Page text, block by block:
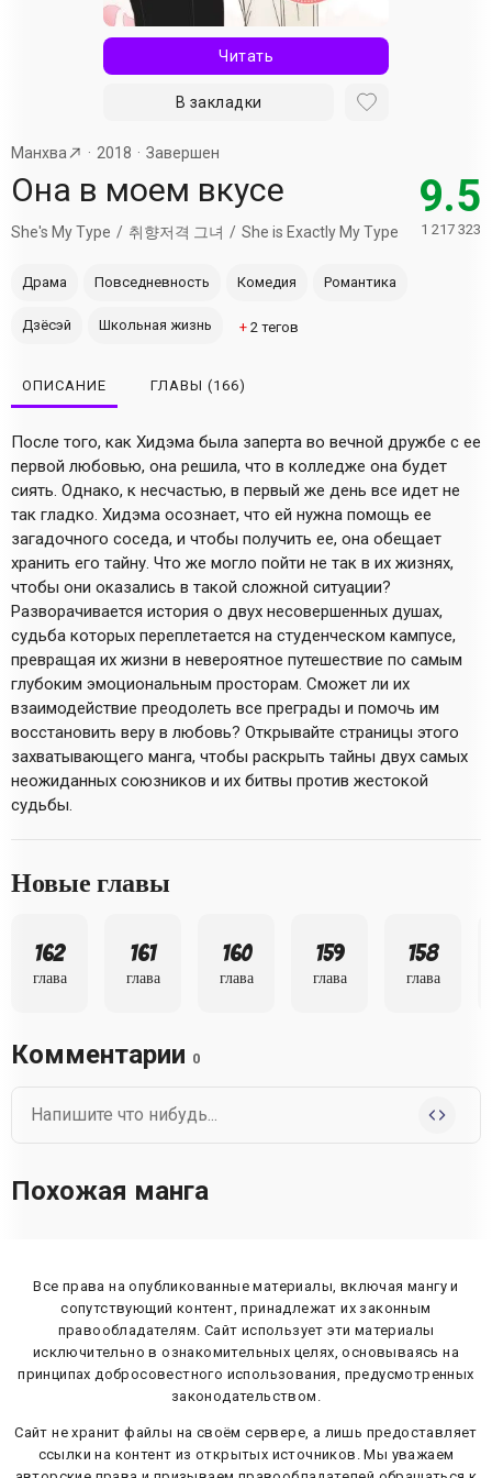
Читать
В закладки
Манхва 2018 Завершен
Она в моем вкусе
She's My Type 취향저격 그녀 She is Exactly My Type
9.5
1 217 323
Драма Повседневность Комедия Романтика
Дзёсэй Школьная жизнь + 2 тегов
ОПИСАНИЕ ГЛАВЫ (166)
После того, как Хидэма была заперта во вечной дружбе с ее
первой любовью, она решила, что в колледже она будет
сиять. Однако, к несчастью, в первый же день все идет не
так гладко. Хидэма осознает, что ей нужна помощь ее
загадочного соседа, и чтобы получить ее, она обещает
хранить его тайну. Что же могло пойти не так в их жизнях,
чтобы они оказались в такой сложной ситуации?
Разворачивается история о двух несовершенных душах,
судьба которых переплетается на студенческом кампусе,
превращая их жизни в невероятное путешествие по самым
глубоким эмоциональным просторам. Сможет ли их
взаимодействие преодолеть все преграды и помочь им
восстановить веру в любовь? Открывайте страницы этого
захватывающего манга, чтобы раскрыть тайны двух самых
неожиданных союзников и их битвы против жестокой
судьбы.
Новые главы
162
глава
161
глава
160
глава
159
глава
158
глава
Комментарии 0
Похожая манга
Все права на опубликованные материалы, включая мангу и
сопутствующий контент, принадлежат их законным
правообладателям. Сайт использует эти материалы
исключительно в ознакомительных целях, основываясь на
принципах добросовестного использования, предусмотренных
законодательством.
Сайт не хранит файлы на своём сервере, а лишь предоставляет
ссылки на контент из открытых источников. Мы уважаем